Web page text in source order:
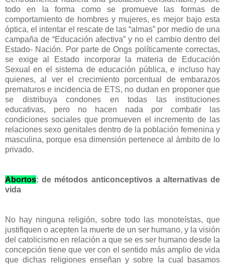
todo en la forma como se promueve las formas de
comportamiento de hombres y mujeres, es mejor bajo esta
óptica, el intentar el rescate de las “almas” por medio de una
campaña de “Educación afectiva” y no el cambio dentro del
Estado- Nación. Por parte de Ongs políticamente correctas,
se exige al Estado incorporar la materia de Educación
Sexual en el sistema de educación pública, e incluso hay
quienes, al ver el crecimiento porcentual de embarazos
prematuros e incidencia de ETS, no dudan en proponer que
se distribuya condones en todas las instituciones
educativas, pero no hacen nada por combatir las
condiciones sociales que promueven el incremento de las
relaciones sexo genitales dentro de la población femenina y
masculina, porque esa dimensión pertenece al ámbito de lo
privado.
Abortos: de métodos anticonceptivos a alternativas de
vida
No hay ninguna religión, sobre todo las monoteístas, que
justifiquen o acepten la muerte de un ser humano, y la visión
del catolicismo en relación a que se es ser humano desde la
concepción tiene que ver con el sentido más amplio de vida
que dichas religiones enseñan y sobre la cual basamos